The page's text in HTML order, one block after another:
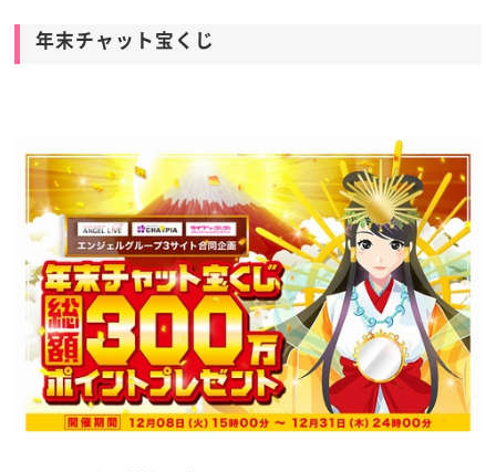
年末チャット宝くじ